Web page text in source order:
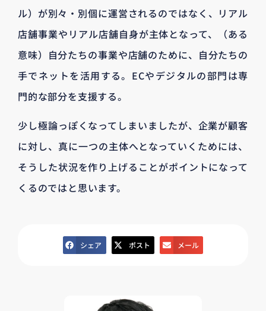
ル）が別々・別個に運営されるのではなく、リアル
店舗事業やリアル店舗自身が主体となって、（ある
意味）自分たちの事業や店舗のために、自分たちの
手でネットを活用する。ECやデジタルの部門は専
門的な部分を支援する。
少し極論っぽくなってしまいましたが、企業が顧客
に対し、真に一つの主体へとなっていくためには、
そうした状況を作り上げることがポイントになって
くるのではと思います。
シェア ポスト メール